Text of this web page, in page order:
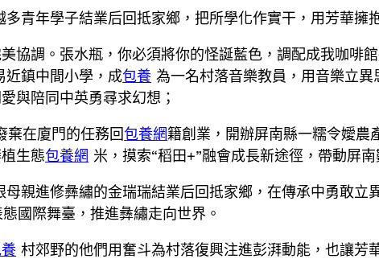
多青年學子結業后回抵家鄉，把所學化作實干，用芳華擁
協調。張水瓶，你必須將你的怪誕藍色，調配成我咖啡
近鎮中間小學，成包養 為一名村落音樂教員，用音樂立
與陪同中英勇尋求幻想；
棄在廈門的任務回包養網籍創業，開辦屏南縣一糯令嬡農
生態包養網 米，摸索“稻田+”融會成長新途徑，帶動屏
母親進修彝繡的金瑞瑞結業后回抵家鄉，在傳承中勇敢
國際舞臺，推進彝繡走向世界。
村郊野的他們用奮斗為村落復興注進彭湃動能，也讓芳